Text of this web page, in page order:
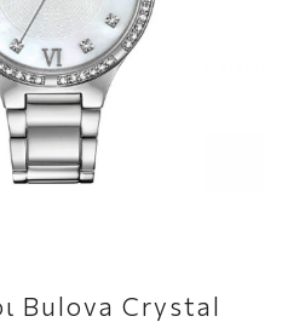
Bulova Crystal